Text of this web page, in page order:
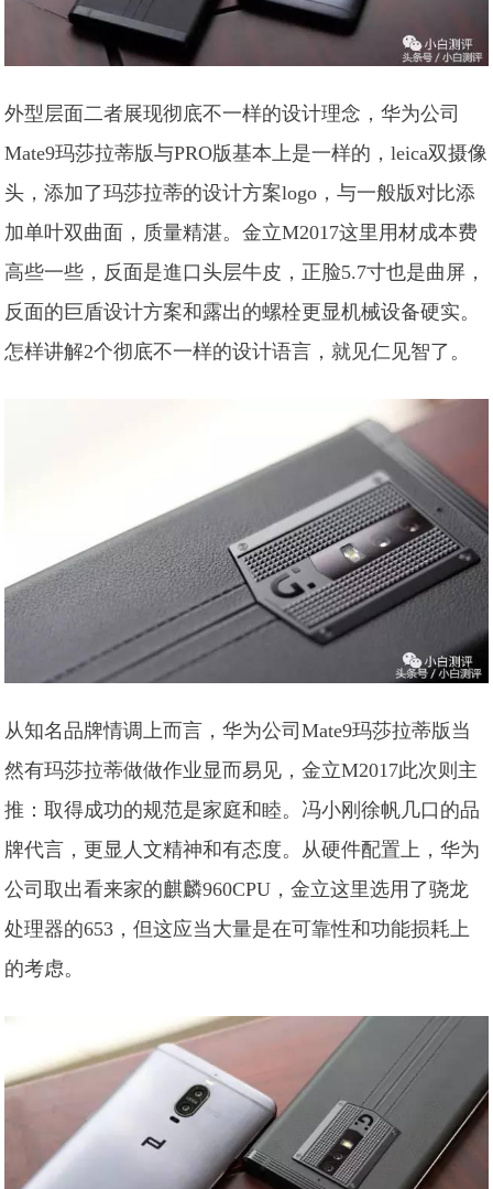
外型层面二者展现彻底不一样的设计理念，华为公司
Mate9玛莎拉蒂版与PRO版基本上是一样的，leica双摄像
头，添加了玛莎拉蒂的设计方案logo，与一般版对比添
加单叶双曲面，质量精湛。金立M2017这里用材成本费
高些一些，反面是進口头层牛皮，正脸5.7寸也是曲屏，
反面的巨盾设计方案和露出的螺栓更显机械设备硬实。
怎样讲解2个彻底不一样的设计语言，就见仁见智了。
从知名品牌情调上而言，华为公司Mate9玛莎拉蒂版当
然有玛莎拉蒂做做作业显而易见，金立M2017此次则主
推：取得成功的规范是家庭和睦。冯小刚徐帆几口的品
牌代言，更显人文精神和有态度。从硬件配置上，华为
公司取出看来家的麒麟960CPU，金立这里选用了骁龙
处理器的653，但这应当大量是在可靠性和功能损耗上
的考虑。